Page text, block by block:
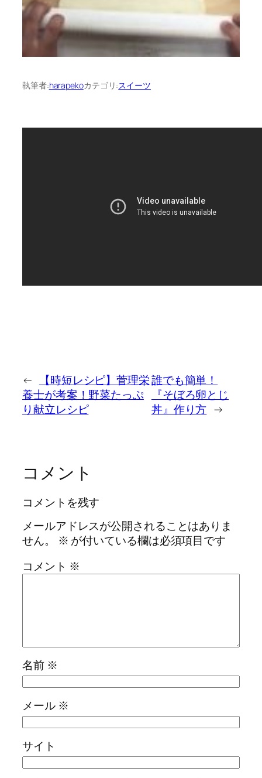
執筆者:harapekoカテゴリ:スイーツ
←
【時短レシピ】菅理栄
養士が考案！野菜たっぷ
り献立レシピ
誰でも簡単！
『そぼろ卵とじ
丼』作り方 →
コメント
コメントを残す
メールアドレスが公開されることはありま
せん。
※ が付いている欄は必須項目です
コメント ※
名前 ※
メール ※
サイト